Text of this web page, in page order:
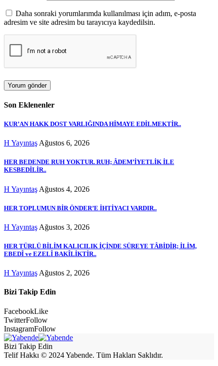
Daha sonraki yorumlarımda kullanılması için adım, e-posta
adresim ve site adresim bu tarayıcıya kaydedilsin.
Son Eklenenler
KUR’AN HAKK DOST VARLIĞINDA HİMAYE EDİLMEKTİR..
H Yayıntaş Ağustos 6, 2026
HER BEDENDE RUH YOKTUR. RUH; ÂDEM’İYETLİK İLE
KESBEDİLİR..
H Yayıntaş Ağustos 4, 2026
HER TOPLUMUN BİR ÖNDER’E İHTİYACI VARDIR..
H Yayıntaş Ağustos 3, 2026
HER TÜRLÜ BİLİM KALICILIK İÇİNDE SÜREYE TÂBİDİR; İLİM,
EBEDÎ ve EZELÎ BAKÎLİKTİR..
H Yayıntaş Ağustos 2, 2026
Bizi Takip Edin
FacebookLike
TwitterFollow
InstagramFollow
Bizi Takip Edin
Telif Hakkı © 2024 Yabende. Tüm Hakları Saklıdır.